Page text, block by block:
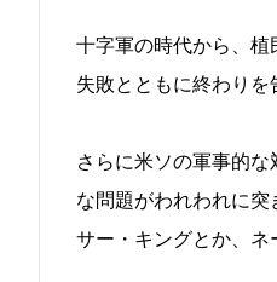
十字軍の時代から、
失敗とともに終わりを
さらに米ソの軍事的
な問題がわれわれに
サー・キングとか、ネ